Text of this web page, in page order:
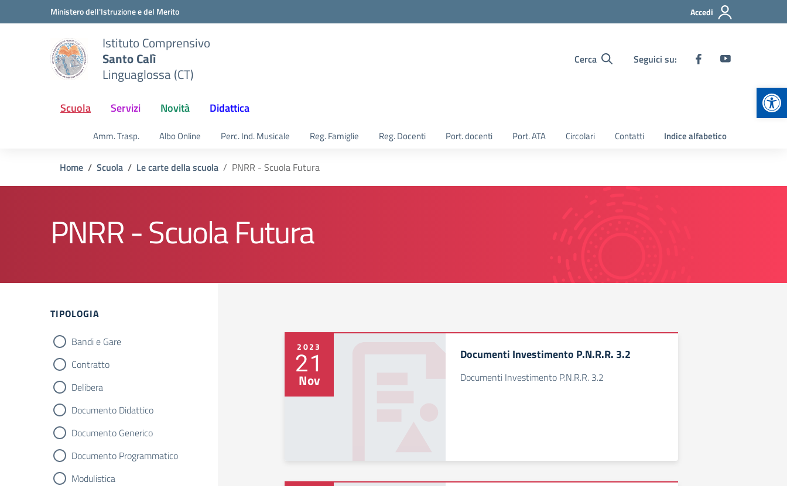
Vai ai contenuti
Vai al menu di navigazioneMinistero dell'Istruzione e del Merito Accedi
Istituto Comprensivo
Santo Calì
Linguaglossa (CT)
Cerca Seguici su:
Scuola Servizi Novità Didattica
Amm. Trasp. Albo Online Perc. Ind. Musicale Reg. Famiglie Reg. Docenti Port. docenti Port. ATA Circolari Contatti Indice alfabetico
Home Scuola Le carte della scuola PNRR - Scuola Futura
PNRR - Scuola Futura
Filtri
TIPOLOGIA
Bandi e Gare
Contratto
Delibera
Documento Didattico
Documento Generico
Documento Programmatico
Modulistica
2023
21
Nov
Documenti Investimento P.N.R.R. 3.2
Documenti Investimento P.N.R.R. 3.2